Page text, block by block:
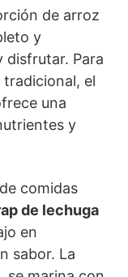
de arroz
y
disfrutar. Para
tradicional, el
una
y
comidas
de lechuga
en
sabor. La